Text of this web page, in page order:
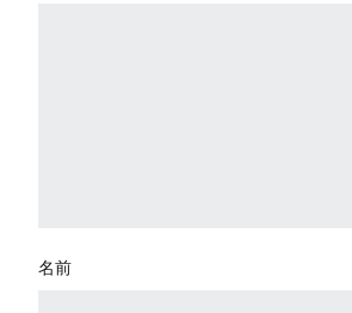
名前